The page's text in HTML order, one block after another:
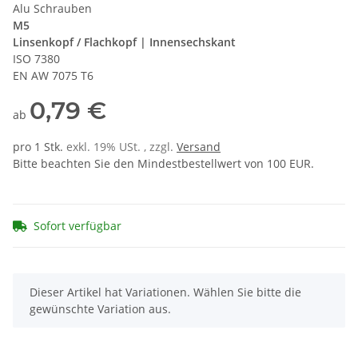
Alu Schrauben
M5
Linsenkopf / Flachkopf | Innensechskant
ISO 7380
EN AW 7075 T6
ab 0,79 €
pro 1 Stk. exkl. 19% USt. , zzgl. Versand
Bitte beachten Sie den Mindestbestellwert von 100 EUR.
Sofort verfügbar
x
Dieser Artikel hat Variationen. Wählen Sie bitte die
gewünschte Variation aus.